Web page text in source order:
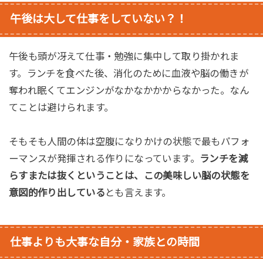
午後は大して仕事をしていない？！
午後も頭が冴えて仕事・勉強に集中して取り掛かれま
す。ランチを食べた後、消化のために血液や脳の働きが
奪われ眠くてエンジンがなかなかかからなかった。なん
てことは避けられます。
そもそも人間の体は空腹になりかけの状態で最もパフォ
ーマンスが発揮される作りになっています。
ランチを減
らすまたは抜くということは、この美味しい脳の状態を
意図的作り出している とも言えます。
仕事よりも大事な自分・家族との時間